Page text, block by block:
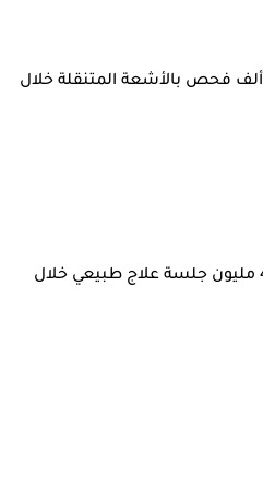
وزارة الصحة: أكثر من 14 ألف فحص بالأشعة المتنقلة خلال
وزارة الصحة: أكثر من 4.8 مليون جلسة علاج طبيعي خلال